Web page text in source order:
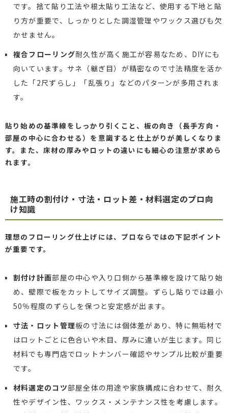
です。捨て貼り工法や根太貼り工法など、使用する下地と貼
り方が重要で、しっかりとした調湿管理やワックス選びも欠
かせません。
複合フローリング耐久性が高く施工が容易なため、DIYにも
向いています。サネ（継ぎ目）が精密なので寸法精度を活か
した「2尺ずらし」「乱張り」などのパターンが多用されま
す。
貼り始めの基準線をしっかり引くこと、板の向き（長手方向・
部屋の中心に合わせる）を意識すると仕上がりが美しくなりま
す。また、床材の厚みやロットの違いにも細心の注意が求めら
れます。
施工時の割付け・寸法・ロット差・材料選定のプロ向
け知識
理想のフローリング仕上げには、プロならではの下記ポイント
が重要です。
割付け計画部屋の中心や入り口側から基準線を設けて貼り始
め、壁際で板をカットしてサイズ調整。ずらし貼りでは最小
50％程度のずらしを保つと安定感が出ます。
寸法・ロット管理板の寸法には個体差があり、特に無垢材で
はロットごとに色合いや木目、厚みに違いが生じます。同じ
材料でも専門店でロットナンバー確認やサンプル比較が重要
です。
材料選定のコツ部屋全体の用途や家族構成に合わせて、耐久
性やデザイン性、ワックス・メンテナンス性を考慮します。